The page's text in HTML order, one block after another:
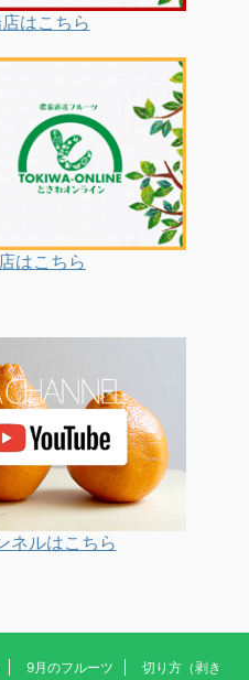
はこちら
はこちら
ネルはこちら
9月のフルーツ 切り方（剥き